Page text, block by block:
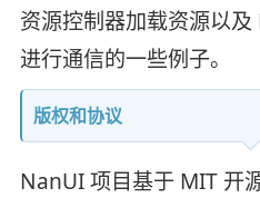
资源控制器加载资源以
进行通信的一些例子。
版权和协议
NanUI 项目基于 MIT 开